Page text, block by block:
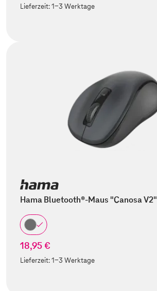
Lieferzeit:1-3 Werktage
Hama Bluetooth®-Maus "Canosa V2"
18,95 €
Lieferzeit:1-3 Werktage